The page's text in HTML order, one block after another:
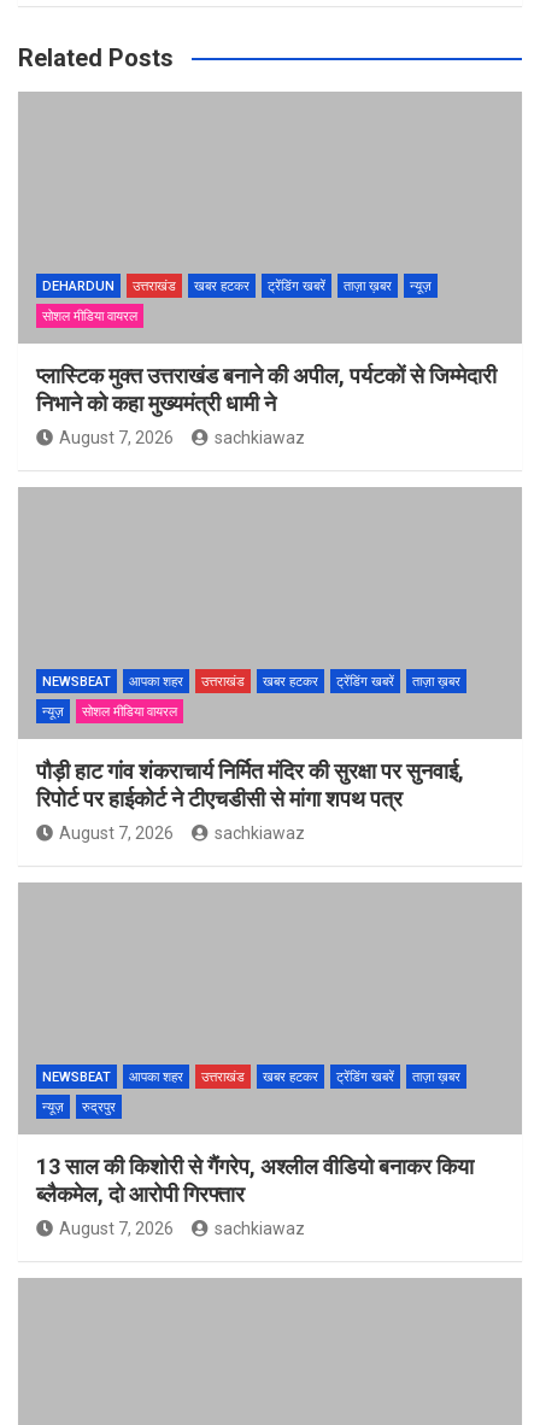
Related Posts
DEHARDUN उत्तराखंड खबर हटकर ट्रेंडिंग खबरें ताज़ा ख़बर
न्यूज़
सोशल मीडिया वायरल
प्लास्टिक मुक्त उत्तराखंड बनाने की अपील, पर्यटकों से जिम्मेदारी
निभाने को कहा मुख्यमंत्री धामी ने
August 7, 2026 sachkiawaz
NEWSBEAT आपका शहर उत्तराखंड खबर हटकर ट्रेंडिंग खबरें
ताज़ा ख़बर
न्यूज़
सोशल मीडिया वायरल
पौड़ी हाट गांव शंकराचार्य निर्मित मंदिर की सुरक्षा पर सुनवाई,
रिपोर्ट पर हाईकोर्ट ने टीएचडीसी से मांगा शपथ पत्र
August 7, 2026 sachkiawaz
NEWSBEAT आपका शहर उत्तराखंड खबर हटकर ट्रेंडिंग खबरें
ताज़ा ख़बर
न्यूज़
रुद्रपुर
13 साल की किशोरी से गैंगरेप, अश्लील वीडियो बनाकर किया
ब्लैकमेल, दो आरोपी गिरफ्तार
August 7, 2026 sachkiawaz